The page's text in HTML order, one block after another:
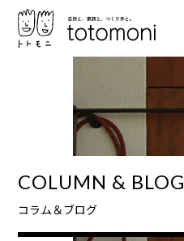
COLUMN & BLOG
コラム＆ブログ